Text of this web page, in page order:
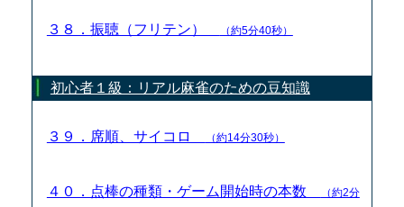
３８．振聴（フリテン） （約5分40秒）
初心者１級：リアル麻雀のための豆知識
３９．席順、サイコロ （約14分30秒）
４０．点棒の種類・ゲーム開始時の本数
（約2分